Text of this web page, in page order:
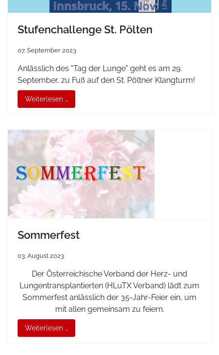
Stufenchallenge St. Pölten
07. September 2023
Anlässlich des "Tag der Lunge" geht es am 29.
September, zu Fuß auf den St. Pöltner Klangturm!
Weiterlesen …
Sommerfest
03. August 2023
Der Österreichische Verband der Herz- und
Lungentransplantierten (HLuTX Verband) lädt zum
Sommerfest anlässlich der 35-Jahr-Feier ein, um
mit allen gemeinsam zu feiern.
Weiterlesen …